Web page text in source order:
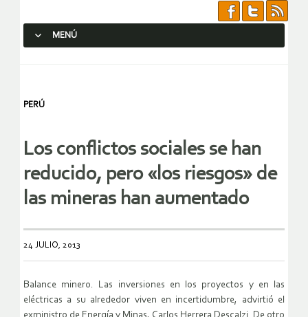
MENÚ
PERÚ
Los conflictos sociales se han
reducido, pero «los riesgos» de
las mineras han aumentado
24 JULIO, 2013
Balance minero. Las inversiones en los proyectos y en las
eléctricas a su alrededor viven en incertidumbre, advirtió el